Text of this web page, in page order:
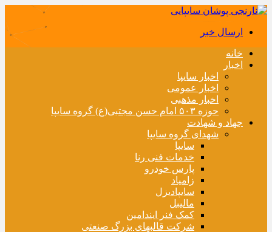
ارسال خبر
خانه
اخبار
اخبار سایپا
اخبار عمومی
اخبار مذهبی
حوزه ۵۰۳ امام حسن مجتبی(ع) گروه سایپا
جهاد و شهادت
شهدای گروه سایپا
سایپا
خدمات فنی رنا
پارس خودرو
زامیاد
سایپادیزل
مالیبل
کمک فنر ایندامین
شرکت قالبهای بزرگ صنعتی